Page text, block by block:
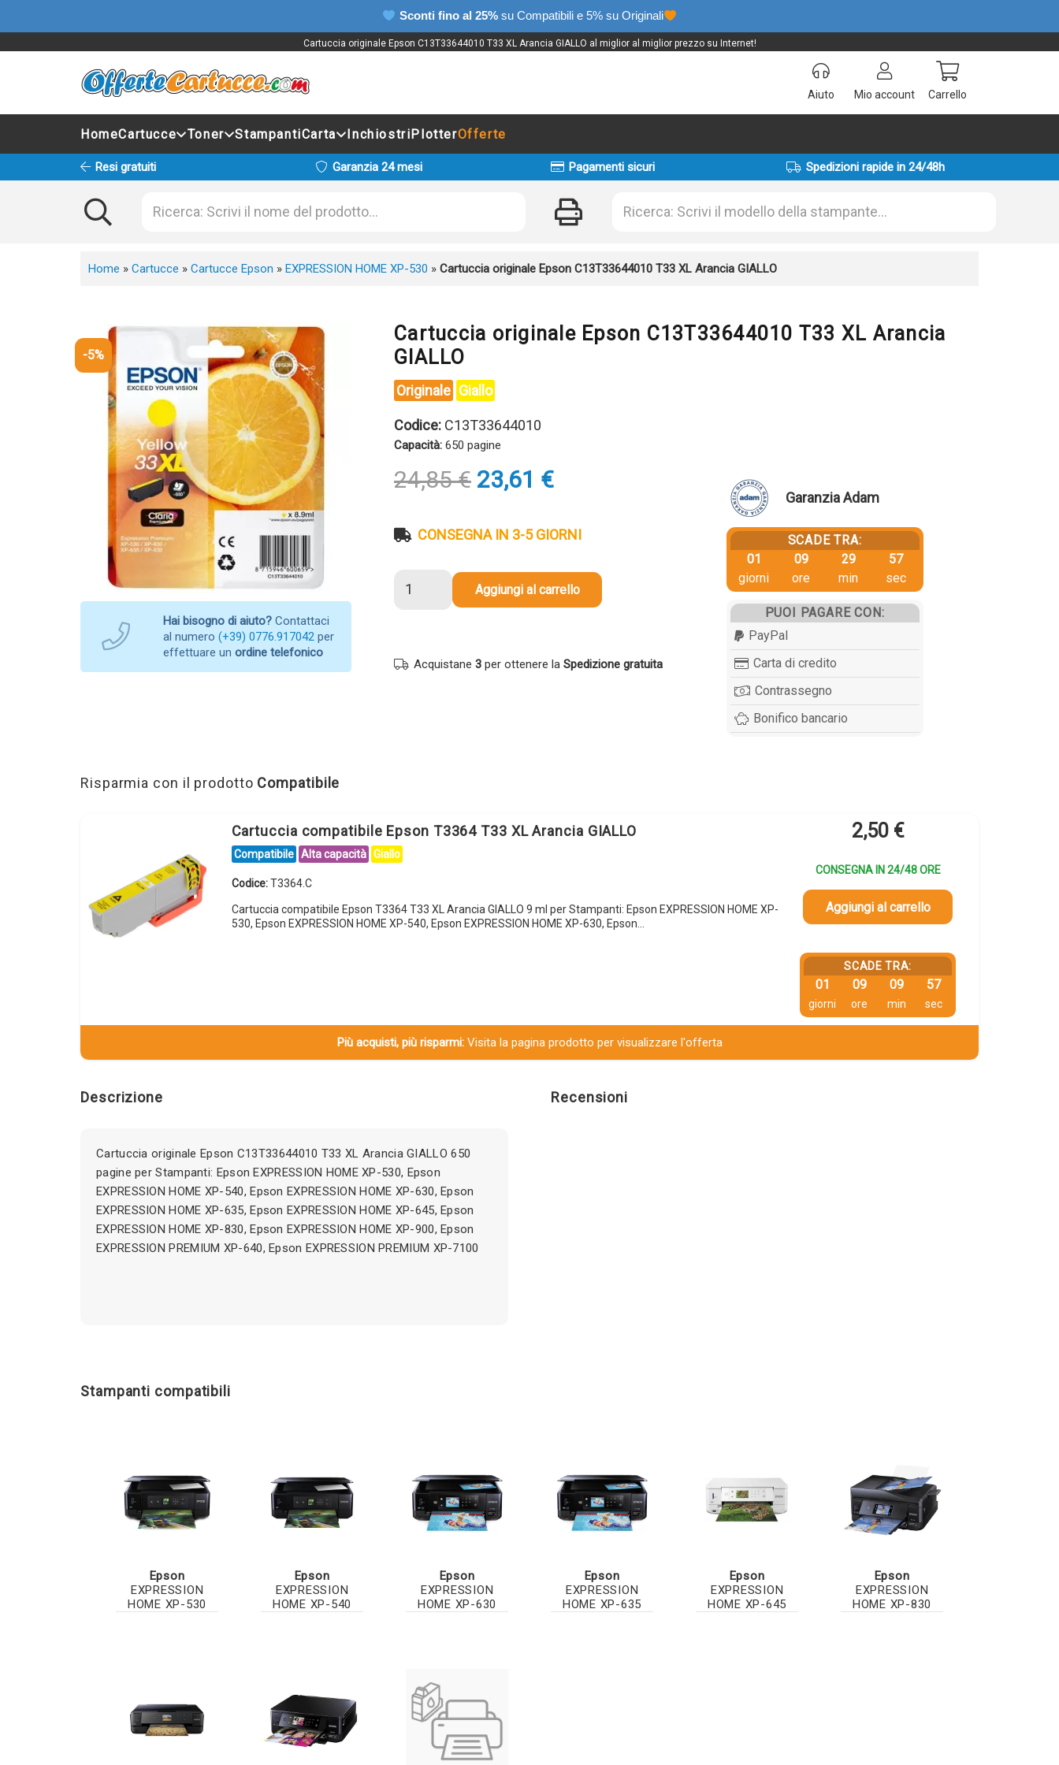
Sconti fino al 25% su Compatibili e 5% su Originali
Cartuccia originale Epson C13T33644010 T33 XL Arancia GIALLO al miglior al miglior prezzo su Internet!
Aiuto Mio account Carrello
HomeCartucce Toner StampantiCarta InchiostriPlotterOfferte
Resi gratuiti Garanzia 24 mesi Pagamenti sicuri Spedizioni rapide in 24/48h
Home » Cartucce » Cartucce Epson » EXPRESSION HOME XP-530 » Cartuccia originale Epson C13T33644010 T33 XL Arancia GIALLO
-5%
Hai bisogno di aiuto? Contattaci
al numero (+39) 0776.917042 per
effettuare un ordine telefonico
Cartuccia originale Epson C13T33644010 T33 XL Arancia
GIALLO
Originale Giallo
Codice: C13T33644010
Capacità: 650 pagine
24,85€ Il
prezzo
era:
23,61 €Il
è:
CONSEGNA IN 3-5 GIORNI
Cartuccia
originale
XL
Aggiungi al carrello
Acquistane 3 per ottenere la Spedizione gratuita
Garanzia Adam
SCADE TRA:
01
giorni
09
ore
29
min
56
sec
PUOI PAGARE CON:
PayPal
Carta di credito
Contrassegno
Bonifico bancario
Risparmia con il prodotto Compatibile
Cartuccia compatibile Epson T3364 T33 XL Arancia GIALLO
Compatibile Alta capacità Giallo
Codice:T3364.C
Cartuccia compatibile Epson T3364 T33 XL Arancia GIALLO 9 ml per Stampanti: Epson EXPRESSION HOME XP-
530, Epson EXPRESSION HOME XP-540, Epson EXPRESSION HOME XP-630, Epson…
2,50 €
CONSEGNA IN 24/48 ORE
Aggiungi al carrello
SCADE TRA:
01
giorni
09
ore
09
min
56
sec
Più acquisti, più risparmi:Visita la pagina prodotto per visualizzare l'offerta
Descrizione
Cartuccia originale Epson C13T33644010 T33 XL Arancia GIALLO 650
pagine per Stampanti: Epson EXPRESSION HOME XP-530, Epson
EXPRESSION HOME XP-540, Epson EXPRESSION HOME XP-630, Epson
EXPRESSION HOME XP-635, Epson EXPRESSION HOME XP-645, Epson
EXPRESSION HOME XP-830, Epson EXPRESSION HOME XP-900, Epson
EXPRESSION PREMIUM XP-640, Epson EXPRESSION PREMIUM XP-7100
Recensioni
Stampanti compatibili
Epson
EXPRESSION
HOME XP-530
Epson
EXPRESSION
HOME XP-540
Epson
EXPRESSION
HOME XP-630
Epson
EXPRESSION
HOME XP-635
Epson
EXPRESSION
HOME XP-645
Epson
EXPRESSION
HOME XP-830